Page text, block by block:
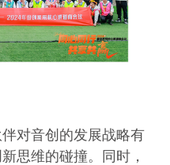
对音创的发展战略有
思维的碰撞。同时，